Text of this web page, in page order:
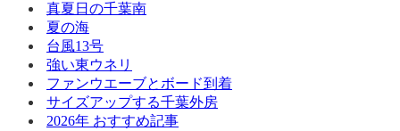
真夏日の千葉南
夏の海
台風13号
強い東ウネリ
ファンウエーブとボード到着
サイズアップする千葉外房
2026年 おすすめ記事